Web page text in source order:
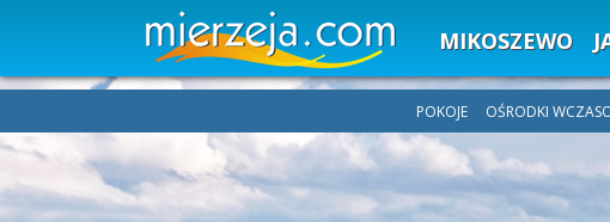
MIKOSZEWO
POKOJE OŚRODKI